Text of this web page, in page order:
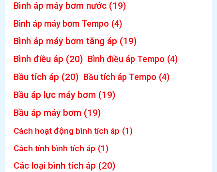
Bình áp máy bơm nước (19)
Bình áp máy bơm Tempo (4)
Bình áp máy bơm tăng áp (19)
Bình điều áp (20) Bình điều áp Tempo (4)
Bầu tích áp (20) Bầu tích áp Tempo (4)
Bầu áp lực máy bơm (19)
Bầu áp máy bơm (19)
Cách hoạt động bình tích áp (1)
Cách tính bình tích áp (1)
Các loại bình tích áp (20)